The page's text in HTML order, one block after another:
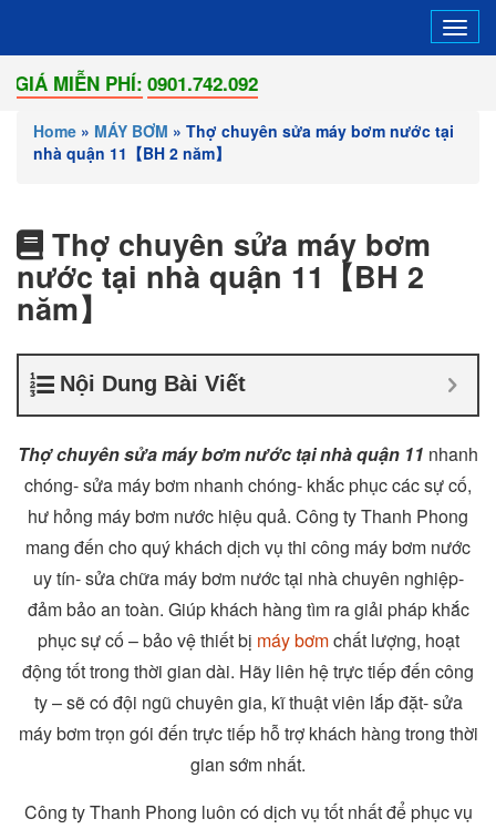
PHÍ:0901.742.092
Home » MÁY BƠM » Thợ chuyên sửa máy bơm nước tại
nhà quận 11【BH 2 năm】
Thợ chuyên sửa máy bơm
nước tại nhà quận 11【BH 2
năm】
Nội Dung Bài Viết
Thợ chuyên sửa máy bơm nước tại nhà quận 11 nhanh
chóng- sửa máy bơm nhanh chóng- khắc phục các sự cố,
hư hỏng máy bơm nước hiệu quả. Công ty Thanh Phong
mang đến cho quý khách dịch vụ thi công máy bơm nước
uy tín- sửa chữa máy bơm nước tại nhà chuyên nghiệp-
đảm bảo an toàn. Giúp khách hàng tìm ra giải pháp khắc
phục sự cố – bảo vệ thiết bị máy bơmchất lượng, hoạt
động tốt trong thời gian dài. Hãy liên hệ trực tiếp đến công
ty – sẽ có đội ngũ chuyên gia, kĩ thuật viên lắp đặt- sửa
máy bơm trọn gói đến trực tiếp hỗ trợ khách hàng trong thời
gian sớm nhất.
Công ty Thanh Phong luôn có dịch vụ tốt nhất để phục vụ